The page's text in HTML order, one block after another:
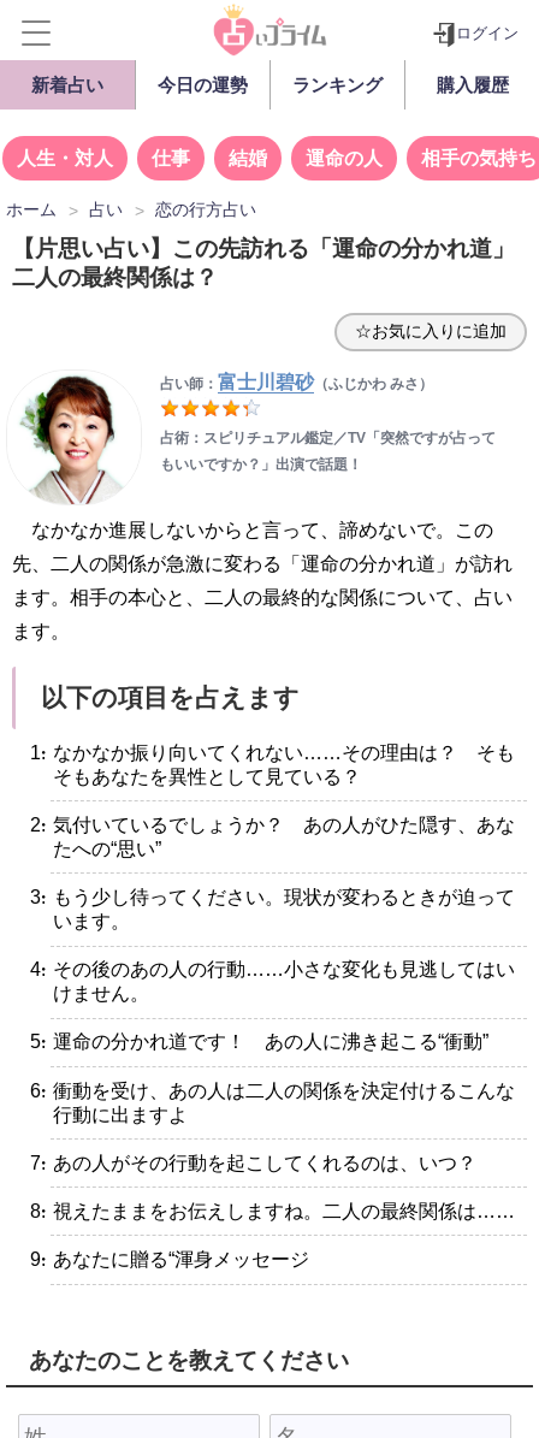
ログイン
新着占い 今日の運勢 ランキング 購入履歴
人生・対人 仕事 結婚 運命の人 相手の気持ち
ホーム 占い 恋の行方占い
【片思い占い】この先訪れる「運命の分かれ道」
二人の最終関係は？
☆お気に入りに追加
占い師： 富士川碧砂（ふじかわ みさ）
占術：スピリチュアル鑑定／TV「突然ですが占って
もいいですか？」出演で話題！
なかなか進展しないからと言って、諦めないで。この
先、二人の関係が急激に変わる「運命の分かれ道」が訪れ
ます。相手の本心と、二人の最終的な関係について、占い
ます。
以下の項目を占えます
・なかなか振り向いてくれない……その理由は？ そも
そもあなたを異性として見ている？
・気付いているでしょうか？ あの人がひた隠す、あな
たへの“思い”
・もう少し待ってください。現状が変わるときが迫って
います。
・その後のあの人の行動……小さな変化も見逃してはい
けません。
・運命の分かれ道です！ あの人に沸き起こる“衝動”
・衝動を受け、あの人は二人の関係を決定付けるこんな
行動に出ますよ
・あの人がその行動を起こしてくれるのは、いつ？
・視えたままをお伝えしますね。二人の最終関係は……
・あなたに贈る“渾身メッセージ
あなたのことを教えてください